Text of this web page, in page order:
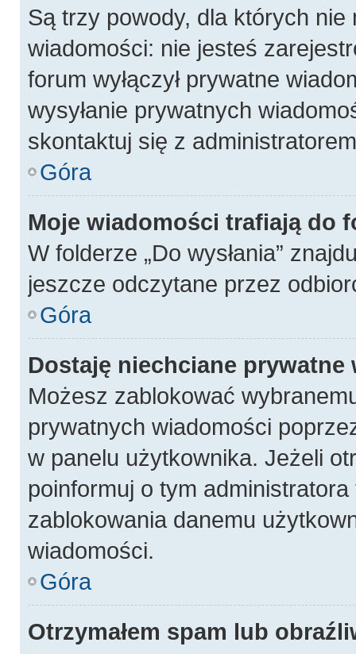
Są trzy powody, dla których nie
wiadomości: nie jesteś
forum wyłączył prywatne
wysyłanie prywatnych
skontaktuj się z
Góra
Moje wiadomości trafiają do
W folderze „Do wysłania”
jeszcze odczytane przez
Góra
Dostaję niechciane prywatne
Możesz zablokować
prywatnych wiadomości
w panelu użytkownika. Jeżeli
poinformuj o tym
zablokowania danemu
wiadomości.
Góra
Otrzymałem spam lub